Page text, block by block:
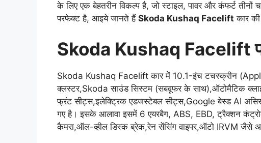
के लिए एक बेहतरीन विकल्प है, जो स्टाइल, पावर और कंफर्ट
परफेक्ट है, आइये जानते हैं Skoda Kushaq Facelift कार
Skoda Kushaq Facelift
Skoda Kushaq Facelift कार में 10.1-इंच टचस्क्रीन
क्लस्टर,Skoda साउंड सिस्टम (सबवूफर के साथ),ऑटोमैटिक
फ्रंट सीट्स,इलेक्ट्रिक एडजस्टेबल सीट्स,Google बेस्ड AI
गए है। इसके आलावा इसमें 6 एयरबैग, ABS, EBD, ट्रैक्शन
कैमरा,ऑल-व्हील डिस्क ब्रेक,रेन सेंसिंग वाइपर,ऑटो IRVM जैसे